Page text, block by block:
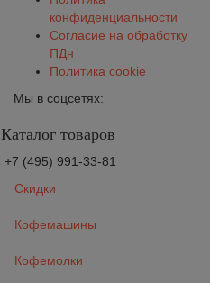
конфиденциальности
Согласие на обработку
ПДн
Политика cookie
Мы в соцсетях:
Каталог товаров
+7 (495) 991-33-81
Скидки
Кофемашины
Кофемолки